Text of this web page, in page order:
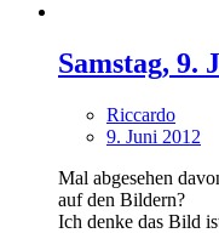
Samstag, 9.
Riccardo
9. Juni 2012
Mal abgesehen
auf den Bildern?
Ich denke das Bild